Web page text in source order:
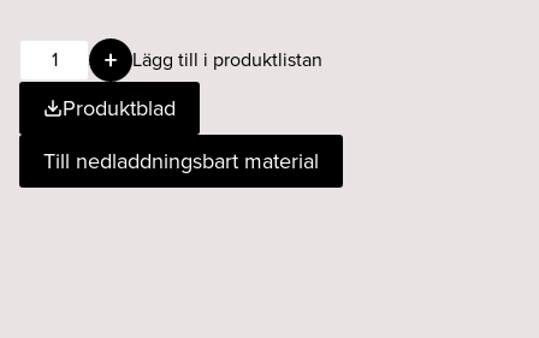
Noir
round
13W
45°
927
DALI
Lägg till i produktlistan
Produktblad
Till nedladdningsbart material